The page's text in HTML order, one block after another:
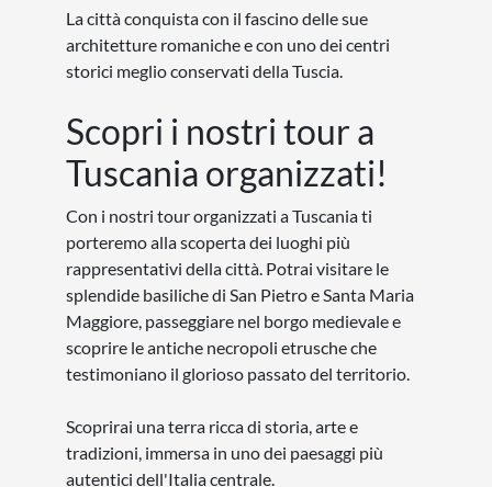
Concerti, mostre e iniziative culturali
organizzati nelle chiese e nei monumenti
storici della città.
Viaggi organizzati in Europa
Austria
Belgio
Bulgaria
Danimarca
Estonia